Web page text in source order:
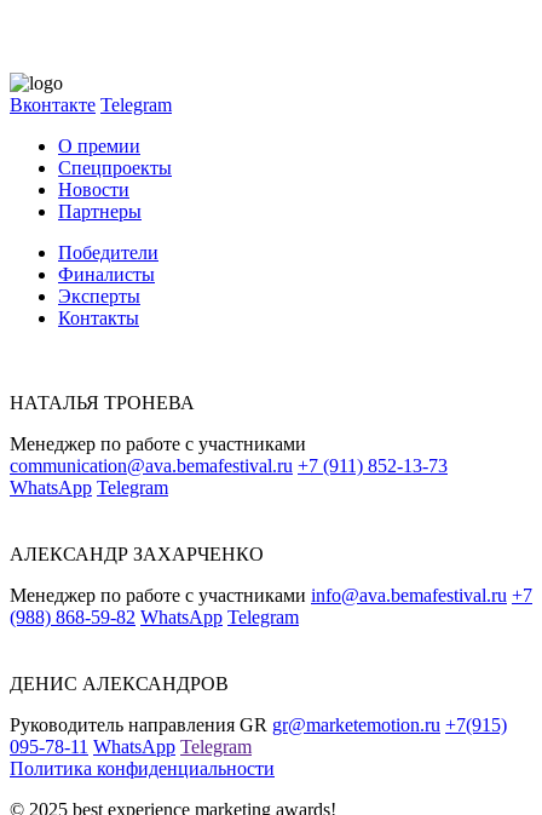
Вконтакте Telegram
О премии
Спецпроекты
Новости
Партнеры
Победители
Финалисты
Эксперты
Контакты
НАТАЛЬЯ ТРОНЕВА
Менеджер по работе с участниками
communication@ava.bemafestival.ru +7 (911) 852-13-73
WhatsApp Telegram
АЛЕКСАНДР ЗАХАРЧЕНКО
Менеджер по работе с участниками info@ava.bemafestival.ru +7
(988) 868-59-82 WhatsApp Telegram
ДЕНИС АЛЕКСАНДРОВ
Руководитель направления GR gr@marketemotion.ru +7(915)
095-78-11 WhatsApp Telegram
Политика конфиденциальности
© 2025 best experience marketing awards!